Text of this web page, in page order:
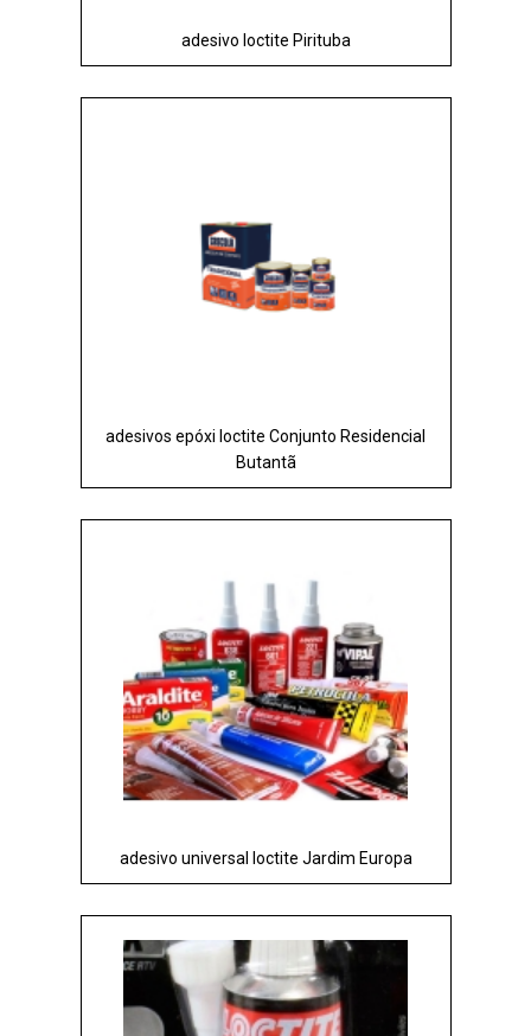
adesivo loctite Pirituba
adesivos epóxi loctite Conjunto Residencial
Butantã
adesivo universal loctite Jardim Europa